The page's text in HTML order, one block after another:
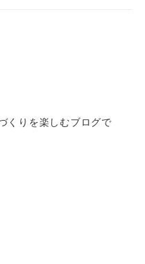
くりを楽しむブログで